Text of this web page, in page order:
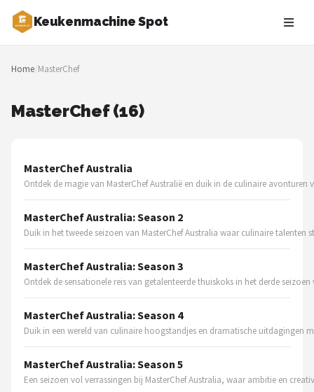
Keukenmachine Spot
Zoeken
NAVIGATIE
Blog
MasterChef
Restaurants
Keukenmachines
Shop
Home/MasterChef
MasterChef (16)
MasterChef Australia
Ontdek de magie van MasterChef Australië en duik in de culinaire
MasterChef Australia: Season 2
Duik in het tweede seizoen van MasterChef Australia waar culinaire
MasterChef Australia: Season 3
Ontdek de sensationele reis van getalenteerde thuiskoks in het derde seizoen
MasterChef Australia: Season 4
Duik in een wereld van culinaire hoogstandjes en dramatische uitdagingen
MasterChef Australia: Season 5
Een seizoen vol verrassingen bij MasterChef Australia, waar ambitie en